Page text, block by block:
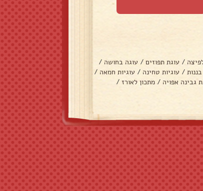
/ עוגת תפוזים / עוגה בחושה /
/ עוגיות טחינה / עוגיות חמאה /
גבינה אפויה / מתכון לאורז /